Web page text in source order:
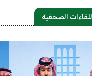
الصحفية